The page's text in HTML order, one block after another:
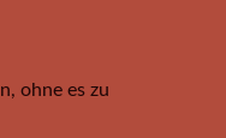
ohne es zu